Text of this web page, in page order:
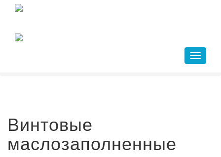
Каталог
Винтовые
маслозаполненные